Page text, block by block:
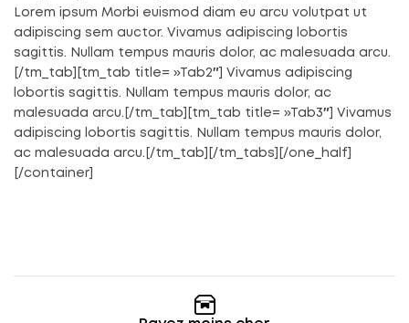
Lorem ipsum Morbi euismod diam eu arcu volutpat ut
adipiscing sem auctor. Vivamus adipiscing lobortis
sagittis. Nullam tempus mauris dolor, ac malesuada arcu.
[/tm_tab][tm_tab title= »Tab2″] Vivamus adipiscing
lobortis sagittis. Nullam tempus mauris dolor, ac
malesuada arcu.[/tm_tab][tm_tab title= »Tab3″] Vivamus
adipiscing lobortis sagittis. Nullam tempus mauris dolor,
ac malesuada arcu.[/tm_tab][/tm_tabs][/one_half]
[/container]